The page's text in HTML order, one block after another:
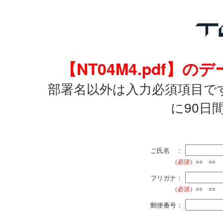
【NT04M4.pdf】の
部署名以外は入力必須項目
に90日
ご氏名 ：
（必須） ○○ ○○
フリガナ：
（必須） ○○ ○○
郵便番号：